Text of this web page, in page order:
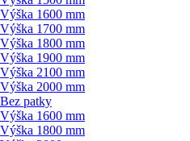
Výška 1600 mm
Výška 1700 mm
Výška 1800 mm
Výška 1900 mm
Výška 2100 mm
Výška 2000 mm
Bez patky
Výška 1600 mm
Výška 1800 mm